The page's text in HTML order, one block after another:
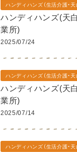
ハンディハンズ（生活介護・天
ハンディハンズ(天
業所)
2025/07/24
ハンディハンズ（生活介護・天
ハンディハンズ(天
業所)
2025/07/14
ハンディハンズ（生活介護・天